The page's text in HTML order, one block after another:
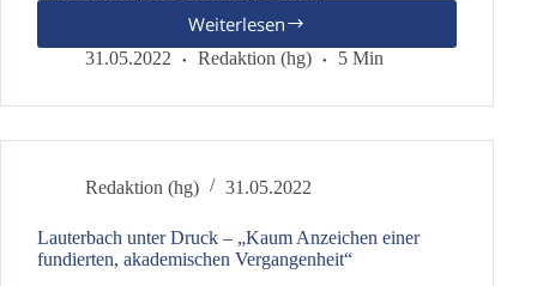
Weiterlesen
Wird
die
vom
2021
teilweise
wiederholt?
31.05.2022 Redaktion (hg) 5 Min
Redaktion (hg) 31.05.2022
Lauterbach unter Druck – „Kaum Anzeichen einer
fundierten, akademischen Vergangenheit“